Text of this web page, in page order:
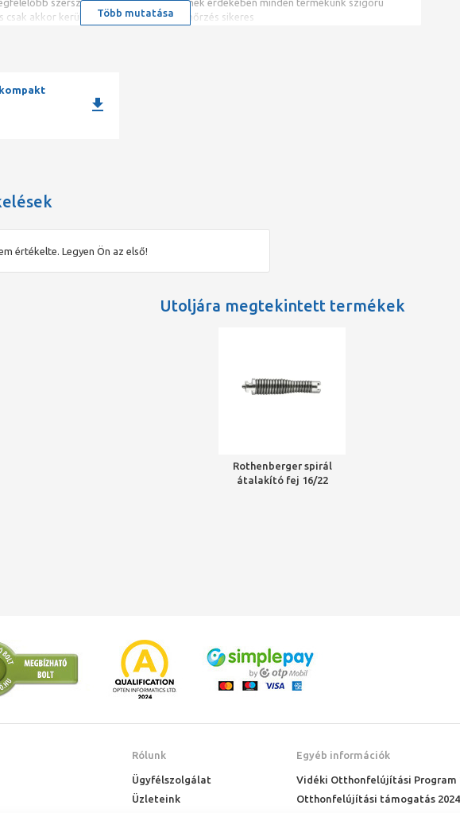
szerszámokat kínálhassuk. Ennek érdekében minden termékünk szigorú
csak akkor kerül forgalomba, ha az ellenőrzés sikeres
Több mutatása
download
értékelte. Legyen Ön az első!
Utoljára megtekintett termékek
Rothenberger spirál
átalakító fej 16/22
Rólunk
Ügyfélszolgálat
Üzleteink
Egyéb információk
Vidéki Otthonfelújítási Program
Otthonfelújítási támogatás 2024